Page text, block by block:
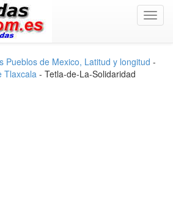
Pueblos de Mexico, Latitud y longitud -
Tlaxcala- Tetla-de-La-Solidaridad